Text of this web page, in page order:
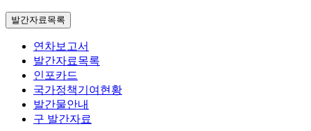
발간자료목록
연차보고서
발간자료목록
인포카드
국가정책기여현황
발간물안내
구 발간자료